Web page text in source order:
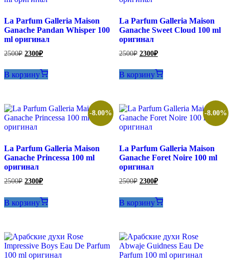
La Parfum Galleria Maison
Ganache Pandan Whisper 100
ml оригинал
2500₽ Первоначальная
цена
составляла
2500₽.
2300₽Текущая
цена:
2300₽.
В корзину
La Parfum Galleria Maison
Ganache Sweet Cloud 100 ml
оригинал
2500₽ Первоначальная
цена
составляла
2500₽.
2300₽Текущая
цена:
2300₽.
В корзину
-8.00%
La Parfum Galleria Maison
Ganache Princessa 100 ml
оригинал
2500₽ Первоначальная
составляла
2500₽.
2300₽Текущая
2300₽.
В корзину
-8.00%
La Parfum Galleria Maison
Ganache Foret Noire 100 ml
оригинал
2500₽ Первоначальная
составляла
2500₽.
2300₽Текущая
2300₽.
В корзину